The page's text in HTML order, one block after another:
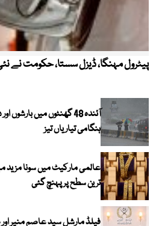
پیٹرول مہنگا، ڈیزل سستا، حکومت نے
آئندہ 48 گھنٹوں میں
ہنگامی تیاریاں تیز
ترین سطح پر پہنچ گئی
فیلڈ مارشل سید عاصم منیر